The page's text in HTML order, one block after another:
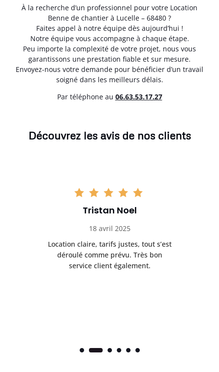
À la recherche d’un professionnel pour votre Location
Benne de chantier à Lucelle – 68480 ?
Faites appel à notre équipe dès aujourd’hui !
Notre équipe vous accompagne à chaque étape.
Peu importe la complexité de votre projet, nous vous
garantissons une prestation fiable et sur mesure.
Envoyez-nous votre demande pour bénéficier d’un travail
soigné dans les meilleurs délais.
Par téléphone au 06.63.53.17.27
Découvrez les avis de nos clients
Tristan Noel
18 avril 2025
Location claire, tarifs justes, tout s’est
déroulé comme prévu. Très bon
service client également.